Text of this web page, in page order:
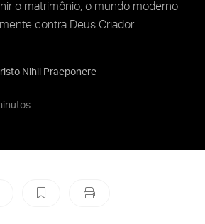
o matrimônio, o mundo moderno
contra Deus Criador.
Nihil Praeponere